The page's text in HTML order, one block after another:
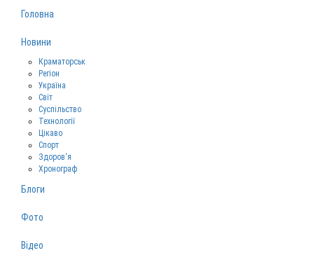
Головна
Новини
Краматорськ
Регіон
Україна
Світ
Суспільство
Технології
Цікаво
Спорт
Здоров‘я
Хронограф
Блоги
Фото
Відео